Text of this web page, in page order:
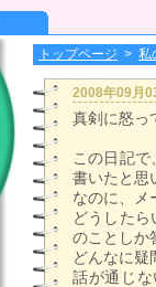
トップページ > 私
2008年09月
真剣に怒っ
この日記
書いたと思
なのに、メ
どうした
のことしか
どんなに疑
話が通じ